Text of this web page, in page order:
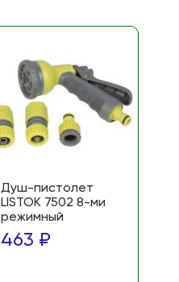
Душ-пистолет
LISTOK 7502 8-ми
режимный
463 ₽